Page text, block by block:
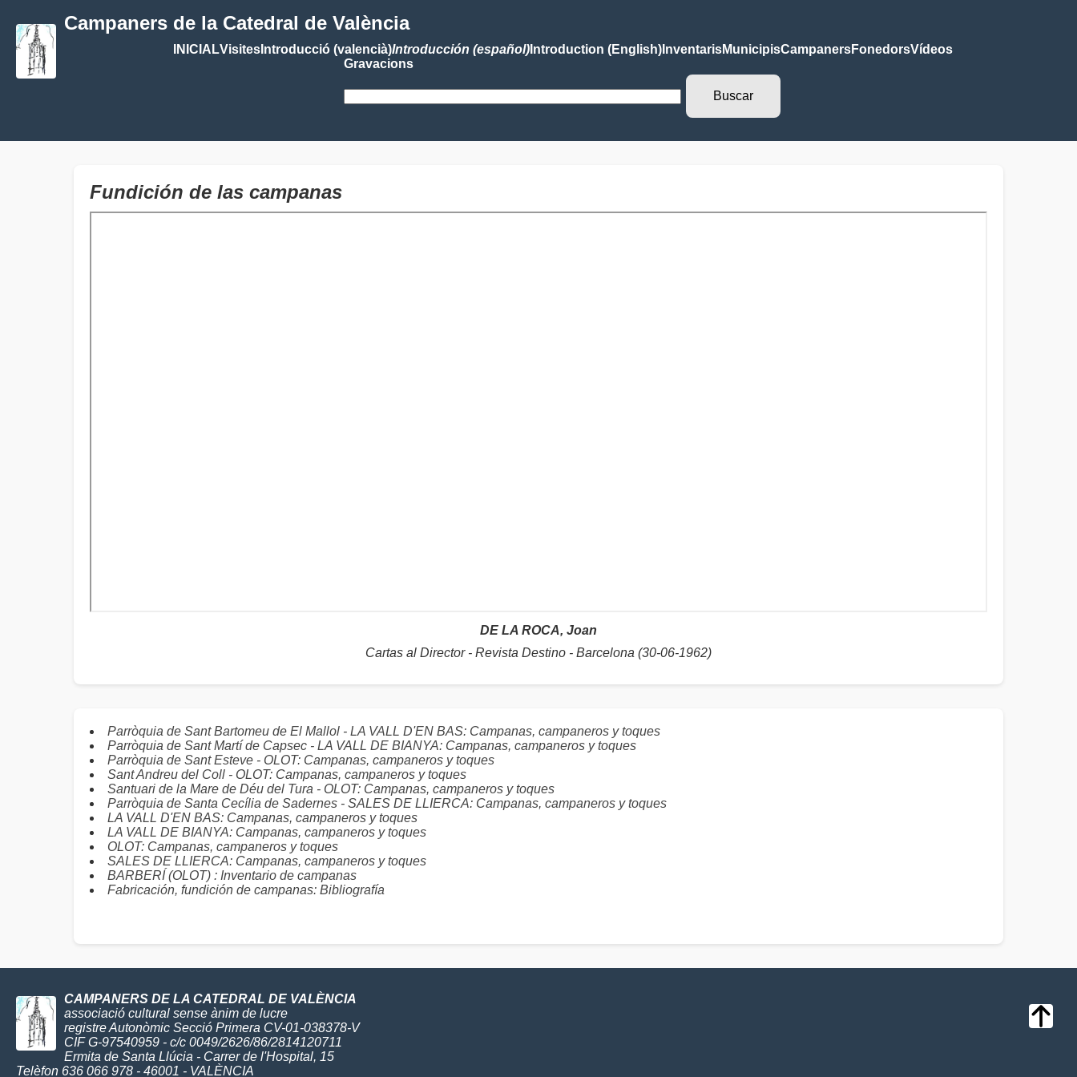
Campaners de la Catedral de València
INICIALVisitesIntroducció (valencià)Introducción (español)Introduction (English)InventarisMunicipisCampanersFonedorsVídeos
Gravacions
Fundición de las campanas
DE LA ROCA, Joan
Cartas al Director - Revista Destino - Barcelona (30-06-1962)
Parròquia de Sant Bartomeu de El Mallol - LA VALL D'EN BAS: Campanas, campaneros y toques
Parròquia de Sant Martí de Capsec - LA VALL DE BIANYA: Campanas, campaneros y toques
Parròquia de Sant Esteve - OLOT: Campanas, campaneros y toques
Sant Andreu del Coll - OLOT: Campanas, campaneros y toques
Santuari de la Mare de Déu del Tura - OLOT: Campanas, campaneros y toques
Parròquia de Santa Cecília de Sadernes - SALES DE LLIERCA: Campanas, campaneros y toques
LA VALL D'EN BAS: Campanas, campaneros y toques
LA VALL DE BIANYA: Campanas, campaneros y toques
OLOT: Campanas, campaneros y toques
SALES DE LLIERCA: Campanas, campaneros y toques
BARBERÍ (OLOT) : Inventario de campanas
Fabricación, fundición de campanas: Bibliografía
CAMPANERS DE LA CATEDRAL DE VALÈNCIA
associació cultural sense ànim de lucre
registre Autonòmic Secció Primera CV-01-038378-V
CIF G-97540959 - c/c 0049/2626/86/2814120711
Ermita de Santa Llúcia - Carrer de l'Hospital, 15
Telèfon 636 066 978 - 46001 - VALÈNCIA